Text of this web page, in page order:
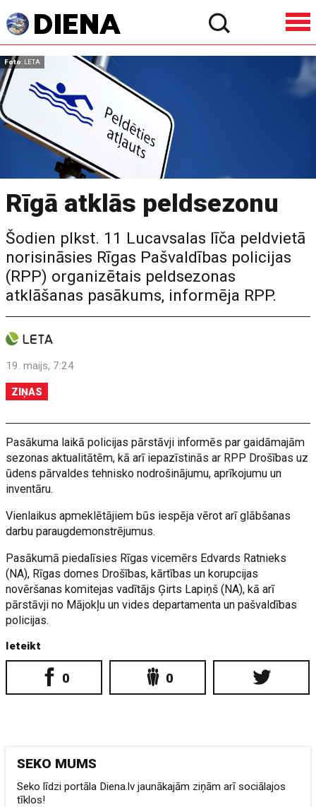
Foto: LETA
Rīgā atklās peldsezonu
Šodien plkst. 11 Lucavsalas līča peldvietā
norisināsies Rīgas Pašvaldības policijas
(RPP) organizētais peldsezonas
atklāšanas pasākums, informēja RPP.
19. maijs, 7:24
ZIŅAS
Pasākuma laikā policijas pārstāvji informēs par gaidāmajām
sezonas aktualitātēm, kā arī iepazīstinās ar RPP Drošības uz
ūdens pārvaldes tehnisko nodrošinājumu, aprīkojumu un
inventāru.
Vienlaikus apmeklētājiem būs iespēja vērot arī glābšanas
darbu paraugdemonstrējumus.
Pasākumā piedalīsies Rīgas vicemērs Edvards Ratnieks
(NA), Rīgas domes Drošības, kārtības un korupcijas
novēršanas komitejas vadītājs Ģirts Lapiņš (NA), kā arī
pārstāvji no Mājokļu un vides departamenta un pašvaldības
policijas.
Ieteikt
0 0
SEKO MUMS
Seko līdzi portāla Diena.lv jaunākajām ziņām arī sociālajos
tīklos!